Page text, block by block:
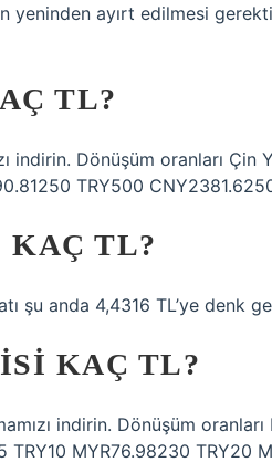
yeninden ayırt edilmesi
TL?
indirin. Dönüşüm oranları Çin
TRY500
KAÇ TL?
şu anda 4,4316 TL’ye denk
KAÇ TL?
indirin. Dönüşüm
TRY10 MYR76.98230 TRY20